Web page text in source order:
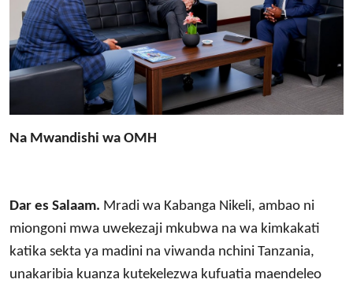
Na Mwandishi wa OMH
Dar es Salaam. Mradi wa Kabanga Nikeli, ambao ni
miongoni mwa uwekezaji mkubwa na wa kimkakati
katika sekta ya madini na viwanda nchini Tanzania,
unakaribia kuanza kutekelezwa kufuatia maendeleo